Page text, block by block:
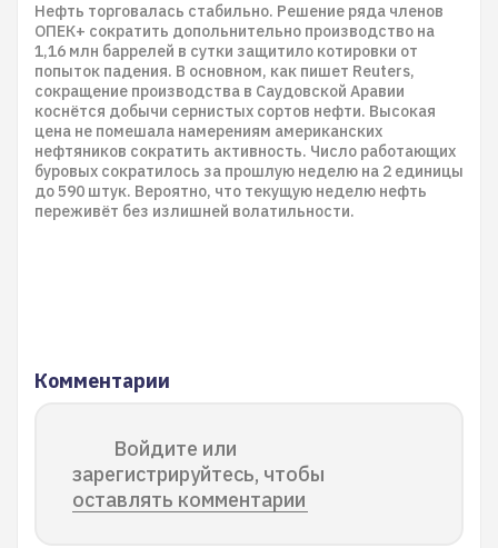
Нефть торговалась стабильно. Решение ряда членов
ОПЕК+ сократить допольнительно производство на
1,16 млн баррелей в сутки защитило котировки от
попыток падения. В основном, как пишет Reuters,
сокращение производства в Саудовской Аравии
коснётся добычи сернистых сортов нефти. Высокая
цена не помешала намерениям американских
нефтяников сократить активность. Число работающих
буровых сократилось за прошлую неделю на 2 единицы
до 590 штук. Вероятно, что текущую неделю нефть
переживёт без излишней волатильности.
Комментарии
Войдите или
зарегистрируйтесь, чтобы
оставлять комментарии